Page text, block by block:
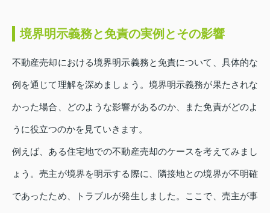
境界明示義務と免責の実例とその影響
不動産売却における境界明示義務と免責について、具体的な
例を通じて理解を深めましょう。境界明示義務が果たされな
かった場合、どのような影響があるのか、また免責がどのよ
うに役立つのかを見ていきます。
例えば、ある住宅地での不動産売却のケースを考えてみまし
ょう。売主が境界を明示する際に、隣接地との境界が不明確
であったため、トラブルが発生しました。ここで、売主が事